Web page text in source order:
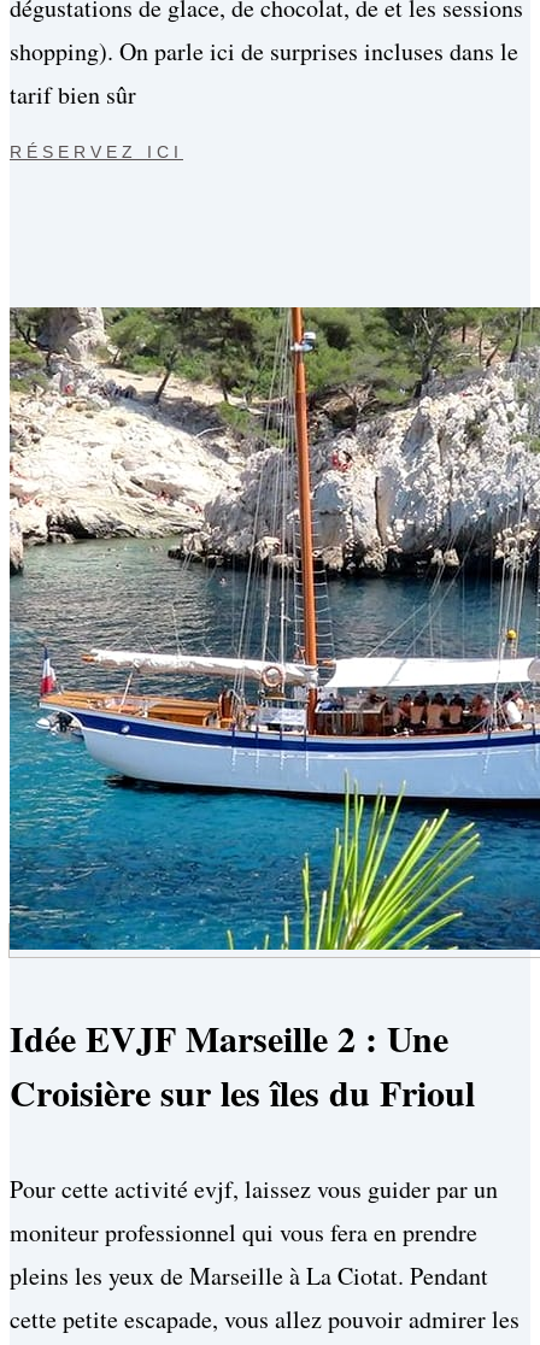
dégustations de glace, de chocolat, de et les sessions
shopping). On parle ici de surprises incluses dans le
tarif bien sûr
RÉSERVEZ ICI
Idée EVJF Marseille 2 : Une
Croisière sur les îles du Frioul
Pour cette activité evjf, laissez vous guider par un
moniteur professionnel qui vous fera en prendre
pleins les yeux de Marseille à La Ciotat. Pendant
cette petite escapade, vous allez pouvoir admirer les